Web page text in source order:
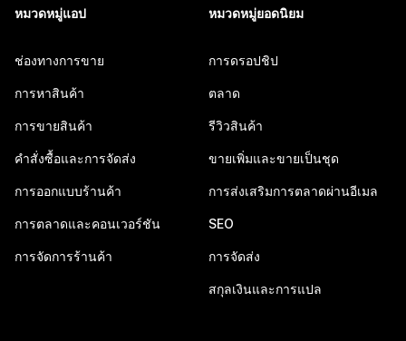
หมวดหมู่แอป
ช่องทางการขาย
การหาสินค้า
การขายสินค้า
คำสั่งซื้อและการจัดส่ง
การออกแบบร้านค้า
การตลาดและคอนเวอร์ชัน
การจัดการร้านค้า
หมวดหมู่ยอดนิยม
การดรอปชิป
ตลาด
รีวิวสินค้า
ขายเพิ่มและขายเป็นชุด
การส่งเสริมการตลาดผ่านอีเมล
SEO
การจัดส่ง
สกุลเงินและการแปล